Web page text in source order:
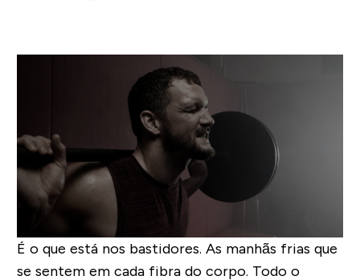
É o que está nos bastidores. As manhãs frias que
se sentem em cada fibra do corpo. Todo o